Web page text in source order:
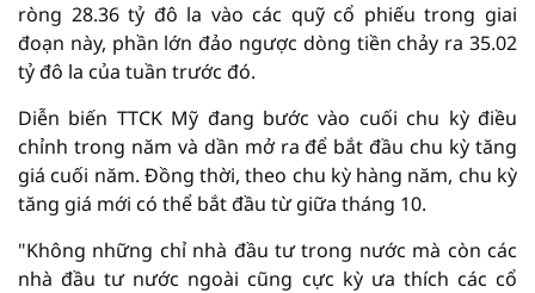
ròng 28.36 tỷ đô la vào các quỹ cổ phiếu trong giai
đoạn này, phần lớn đảo ngược dòng tiền chảy ra 35.02
tỷ đô la của tuần trước đó.
Diễn biến TTCK Mỹ đang bước vào cuối chu kỳ điều
chỉnh trong năm và dần mở ra để bắt đầu chu kỳ tăng
giá cuối năm. Đồng thời, theo chu kỳ hàng năm, chu kỳ
tăng giá mới có thể bắt đầu từ giữa tháng 10.
"Không những chỉ nhà đầu tư trong nước mà còn các
nhà đầu tư nước ngoài cũng cực kỳ ưa thích các cổ